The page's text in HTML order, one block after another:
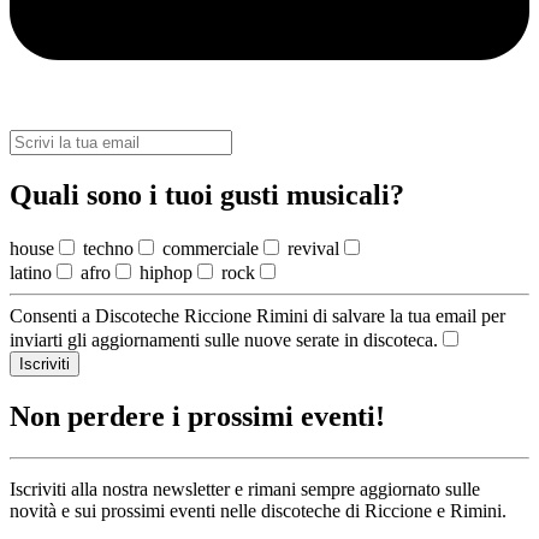
Quali sono i tuoi gusti musicali?
house techno commerciale
revival
latino
afro hiphop rock
Consenti a Discoteche Riccione Rimini di salvare la tua email per
inviarti gli aggiornamenti sulle nuove serate in discoteca.
Iscriviti
Non perdere i prossimi eventi!
Iscriviti alla nostra newsletter e rimani sempre aggiornato sulle
novità e sui prossimi eventi nelle discoteche di Riccione e Rimini.